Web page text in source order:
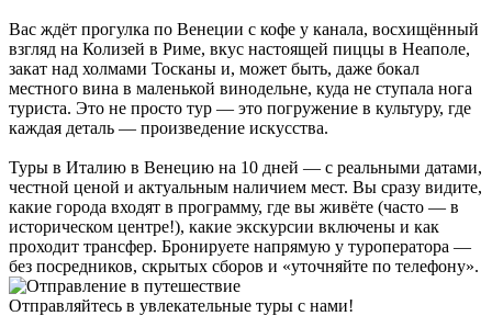
Вас ждёт прогулка по Венеции с кофе у канала, восхищённый
взгляд на Колизей в Риме, вкус настоящей пиццы в Неаполе,
закат над холмами Тосканы и, может быть, даже бокал
местного вина в маленькой винодельне, куда не ступала нога
туриста. Это не просто тур — это погружение в культуру, где
каждая деталь — произведение искусства.
Туры в Италию в Венецию на 10 дней — с реальными датами,
честной ценой и актуальным наличием мест. Вы сразу видите,
какие города входят в программу, где вы живёте (часто — в
историческом центре!), какие экскурсии включены и как
проходит трансфер. Бронируете напрямую у туроператора —
без посредников, скрытых сборов и «уточняйте по телефону».
Отправляйтесь в увлекательные туры с нами!